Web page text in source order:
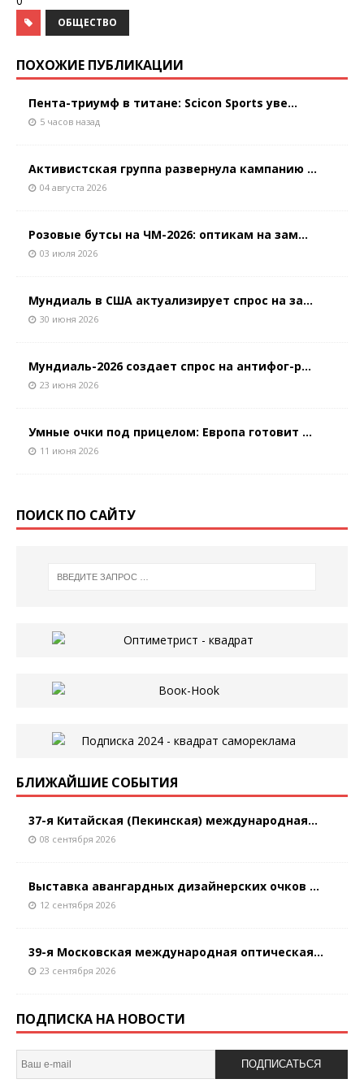
ОБЩЕСТВО
ПОХОЖИЕ ПУБЛИКАЦИИ
Пента-триумф в титане: Scicon Sports уве...
5 часов назад
Активистская группа развернула кампанию ...
04 августа 2026
Розовые бутсы на ЧМ-2026: оптикам на зам...
03 июля 2026
Мундиаль в США актуализирует спрос на за...
30 июня 2026
Мундиаль-2026 создает спрос на антифог-р...
23 июня 2026
Умные очки под прицелом: Европа готовит ...
11 июня 2026
ПОИСК ПО САЙТУ
БЛИЖАЙШИЕ СОБЫТИЯ
37-я Китайская (Пекинская) международная...
08 сентября 2026
Выставка авангардных дизайнерских очков ...
12 сентября 2026
39-я Московская международная оптическая...
23 сентября 2026
ПОДПИСКА НА НОВОСТИ
ПОДПИСАТЬСЯ